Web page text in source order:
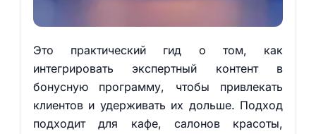
Это практический гид о том, как
интегрировать экспертный контент в
бонусную программу, чтобы привлекать
клиентов и удерживать их дольше. Подход
подходит для кафе, салонов красоты,